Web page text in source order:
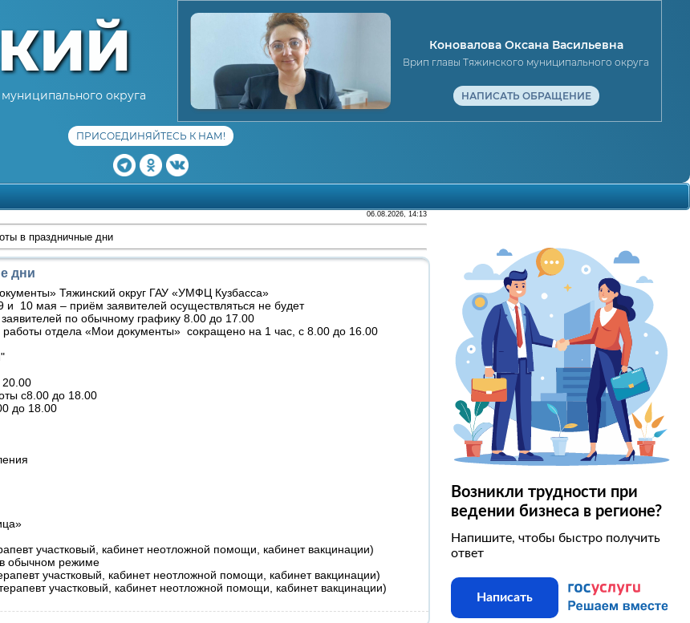
округа
Коновалова Оксана Васильевна
Врип главы Тяжинского муниципального округа
НАПИСАТЬ ОБРАЩЕНИЕ
ПРИСОЕДИНЯЙТЕСЬ К НАМ!
06.08.2026, 14:13
в праздничные дни
дни
Тяжинский округ ГАУ «УМФЦ Кузбасса»
10 мая – приём заявителей осуществляться не будет
по обычному графику 8.00 до 17.00
отдела «Мои документы» сокращено на 1 час, с 8.00 до 16.00
с8.00 до 18.00
до 18.00
участковый, кабинет неотложной помощи, кабинет вакцинации)
обычном режиме
участковый, кабинет неотложной помощи, кабинет вакцинации)
участковый, кабинет неотложной помощи, кабинет вакцинации)
Возникли трудности при
ведении бизнеса в регионе?
Напишите, чтобы быстро получить
ответ
Написать